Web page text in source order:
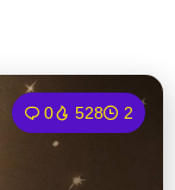
0 528 2